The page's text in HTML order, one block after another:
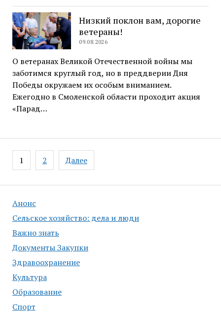
Анонс
Сельское хозяйство: дела и люди
Важно знать
Документы Закупки
Здравоохранение
Культура
Образование
Спорт
Низкий поклон вам, дорогие
ветераны!
09.08.2026
О ветеранах Великой Отечественной войны мы
заботимся круглый год, но в преддверии Дня
Победы окружаем их особым вниманием.
Ежегодно в Смоленской области проходит акция
«Парад…
Навигация
по
1 2 Далее